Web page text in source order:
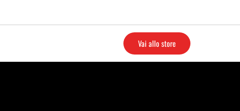
Vai allo store